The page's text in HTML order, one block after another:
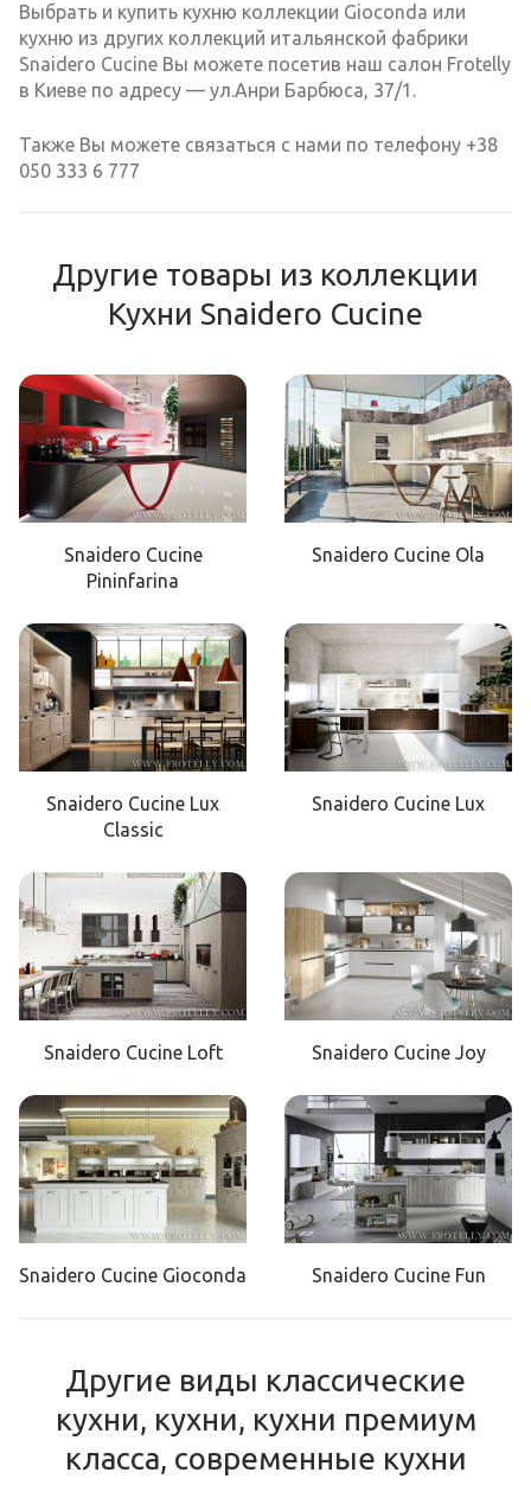
Выбрать и купить кухню коллекции Gioconda или
кухню из других коллекций итальянской фабрики
Snaidero Cucine Вы можете посетив наш салон Frotelly
в Киеве по адресу — ул.Анри Барбюса, 37/1.
Также Вы можете связаться с нами по телефону +38
050 333 6 777
Другие товары из коллекции
Кухни Snaidero Cucine
Snaidero Cucine
Pininfarina
Snaidero Cucine Ola
Snaidero Cucine Lux
Classic
Snaidero Cucine Lux
Snaidero Cucine Loft Snaidero Cucine Joy
Snaidero Cucine Gioconda Snaidero Cucine Fun
Другие виды классические
кухни, кухни, кухни премиум
класса, современные кухни